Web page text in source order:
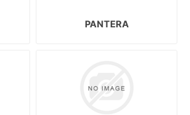
PANTERA